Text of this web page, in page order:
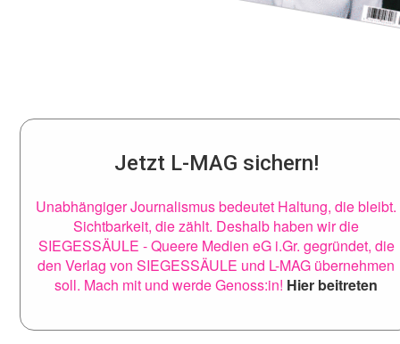
Jetzt L-MAG sichern!
Unabhängiger Journalismus bedeutet Haltung, die bleibt.
Sichtbarkeit, die zählt. Deshalb haben wir die
SIEGESSÄULE - Queere Medien eG i.Gr. gegründet, die
den Verlag von SIEGESSÄULE und L-MAG übernehmen
soll. Mach mit und werde Genoss:in! Hier beitreten